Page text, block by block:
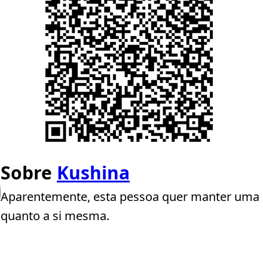
Sobre Kushina
Aparentemente, esta pessoa quer manter
quanto a si mesma.